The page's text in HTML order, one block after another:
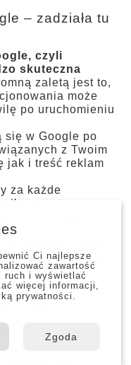
– zadziała tu
czyli
skuteczna
zaletą jest to,
może
po uruchomieniu
się w Google po
z Twoim
jak i treść reklam
za każde
z
– działa
wpływają
dochodowych
Należy
są duże,
jest droga.
Ci najlepsze
zawartość
ruch i wyświetlać
więcej informacji,
prywatności .
Zgoda